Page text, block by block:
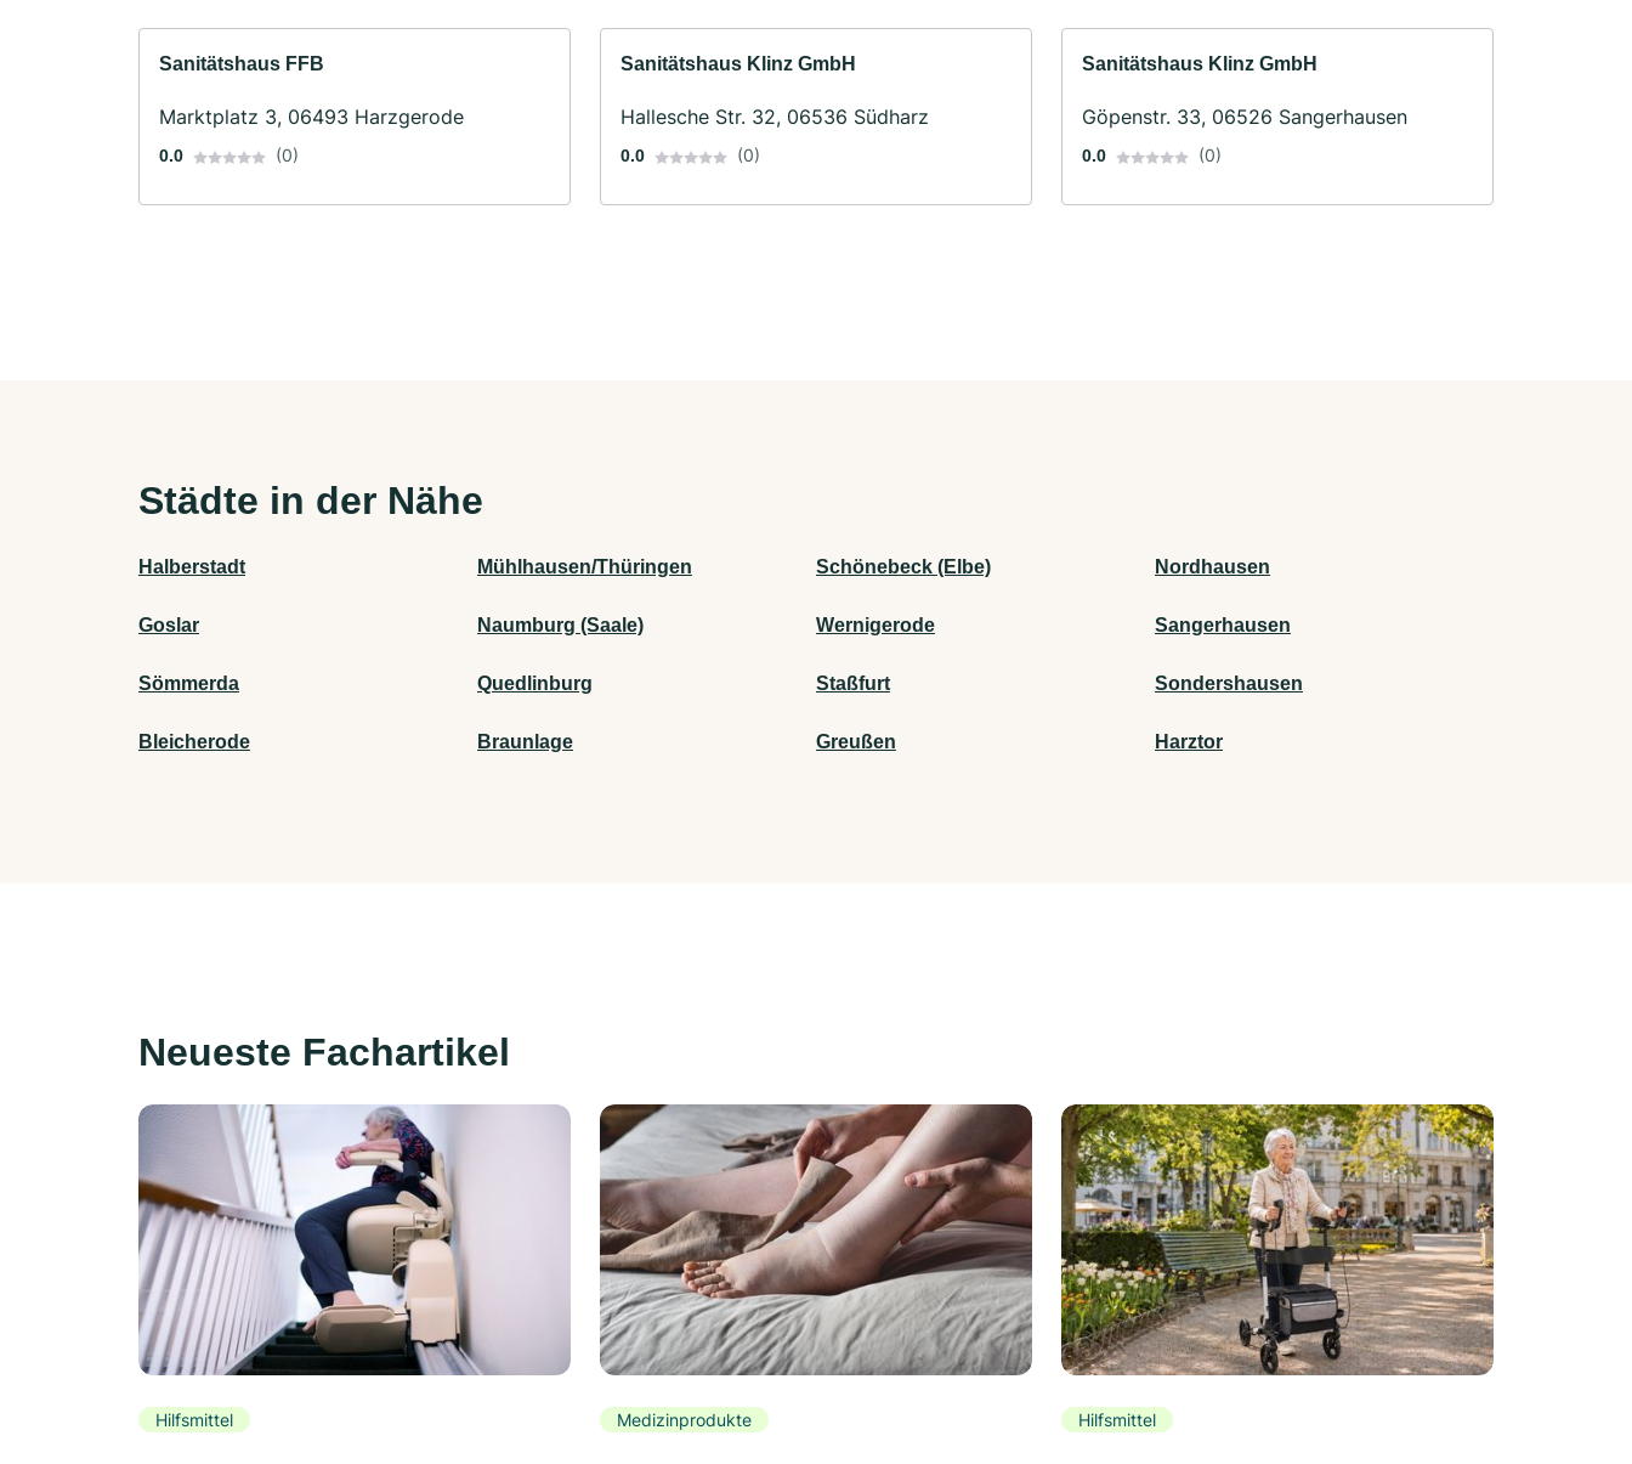
Sanitätshaus FFB
Marktplatz 3, 06493 Harzgerode
0.0 (0)
Sanitätshaus Klinz GmbH
Hallesche Str. 32, 06536 Südharz
0.0 (0)
Sanitätshaus Klinz GmbH
Göpenstr. 33, 06526 Sangerhausen
0.0 (0)
Städte in der Nähe
Halberstadt Mühlhausen/Thüringen Schönebeck (Elbe) Nordhausen
Goslar Naumburg (Saale) Wernigerode Sangerhausen
Sömmerda Quedlinburg Staßfurt Sondershausen
Bleicherode Braunlage Greußen Harztor
Neueste Fachartikel
Hilfsmittel Medizinprodukte Hilfsmittel